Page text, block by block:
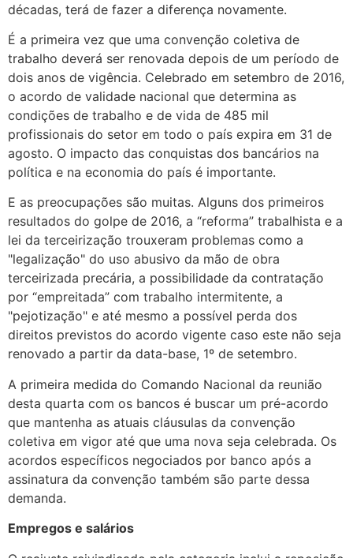
décadas, terá de fazer a diferença novamente.
É a primeira vez que uma convenção coletiva de
trabalho deverá ser renovada depois de um período de
dois anos de vigência. Celebrado em setembro de 2016,
o acordo de validade nacional que determina as
condições de trabalho e de vida de 485 mil
profissionais do setor em todo o país expira em 31 de
agosto. O impacto das conquistas dos bancários na
política e na economia do país é importante.
E as preocupações são muitas. Alguns dos primeiros
resultados do golpe de 2016, a “reforma” trabalhista e a
lei da terceirização trouxeram problemas como a
"legalização" do uso abusivo da mão de obra
terceirizada precária, a possibilidade da contratação
por “empreitada” com trabalho intermitente, a
"pejotização" e até mesmo a possível perda dos
direitos previstos do acordo vigente caso este não seja
renovado a partir da data-base, 1º de setembro.
A primeira medida do Comando Nacional da reunião
desta quarta com os bancos é buscar um pré-acordo
que mantenha as atuais cláusulas da convenção
coletiva em vigor até que uma nova seja celebrada. Os
acordos específicos negociados por banco após a
assinatura da convenção também são parte dessa
demanda.
Empregos e salários